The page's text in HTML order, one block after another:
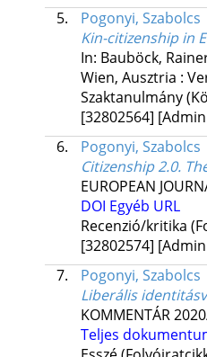
5.
Pogonyi, Szabolcs
Kin-citizenship in
In: Bauböck,
Wien, Ausztria :
Szaktanulmány
[32802564]
6.
Pogonyi, Szabolcs
Citizenship 2.0.
EUROPEAN
DOI Egyéb URL
Recenzió/kritika
[32802574]
7.
Pogonyi, Szabolcs
Liberális
KOMMENTÁR
Teljes